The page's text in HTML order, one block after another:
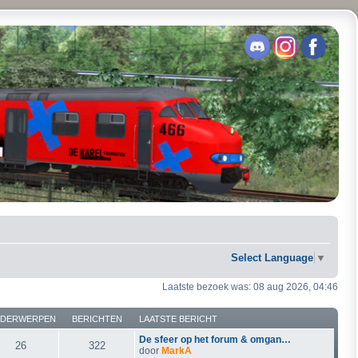
Select Language ▼
Laatste bezoek was: 08 aug 2026, 04:46
BERICHTEN LAATSTE BERICHT
26 322
De sfeer op het forum & omgan…
door MarkA